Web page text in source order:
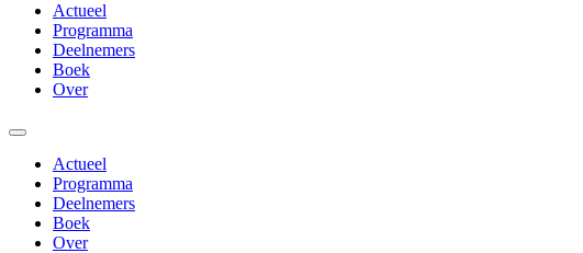
Actueel
Programma
Deelnemers
Boek
Over
Actueel
Programma
Deelnemers
Boek
Over